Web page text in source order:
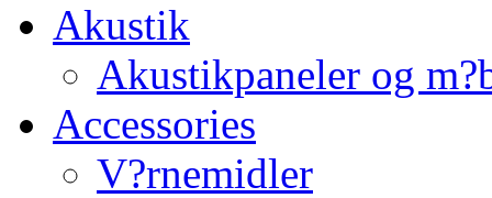
Akustik
Akustikpaneler og
Accessories
V?rnemidler